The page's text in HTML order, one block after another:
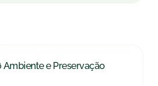
e Preservação